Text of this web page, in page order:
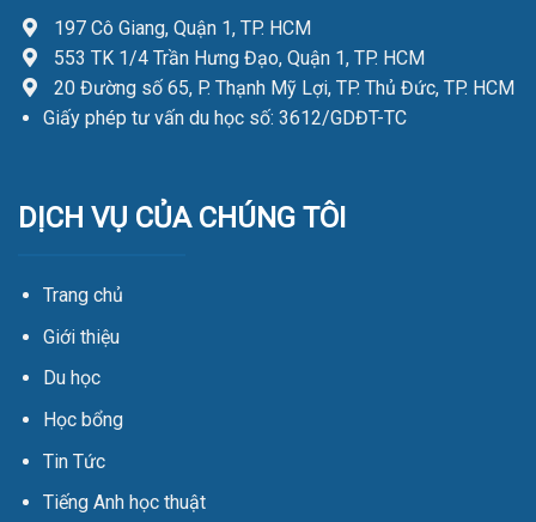
197 Cô Giang, Quận 1, TP. HCM
553 TK 1/4 Trần Hưng Đạo, Quận 1, TP. HCM
20 Đường số 65, P. Thạnh Mỹ Lợi, TP. Thủ Đức, TP. HCM
Giấy phép tư vấn du học số: 3612/GDĐT-TC
DỊCH VỤ CỦA CHÚNG TÔI
Trang chủ
Giới thiệu
Du học
Học bổng
Tin Tức
Tiếng Anh học thuật